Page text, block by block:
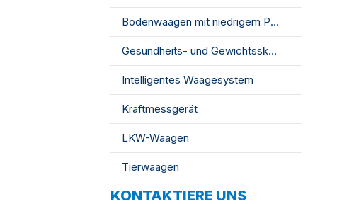
Bodenwaagen mit niedrigem Profil
Gesundheits- und Gewichtsskala
Intelligentes Waagesystem
Kraftmessgerät
LKW-Waagen
Tierwaagen
KONTAKTIERE UNS